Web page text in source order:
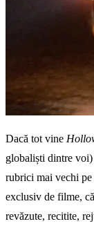
Dacă tot vine
globaliști dintre
rubrici mai vechi pe
exclusiv de filme,
revăzute, recitite,